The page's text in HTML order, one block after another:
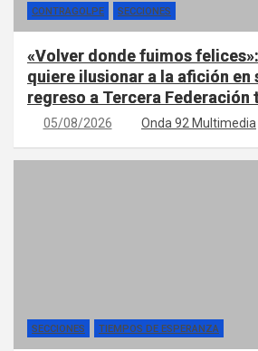
CONTRAGOLPE SECCIONES
«Volver donde fuimos
quiere ilusionar a la afición en
regreso a Tercera Federación
05/08/2026 Onda 92 Multimedia
SECCIONES TIEMPOS DE ESPERANZA